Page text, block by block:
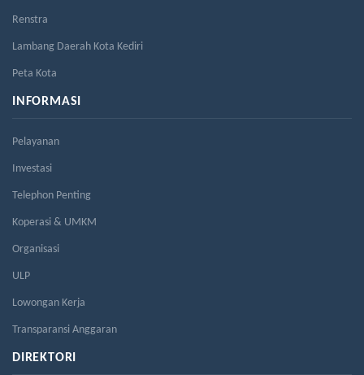
Renstra
Lambang Daerah Kota Kediri
Peta Kota
INFORMASI
Pelayanan
Investasi
Telephon Penting
Koperasi & UMKM
Organisasi
ULP
Lowongan Kerja
Transparansi Anggaran
DIREKTORI